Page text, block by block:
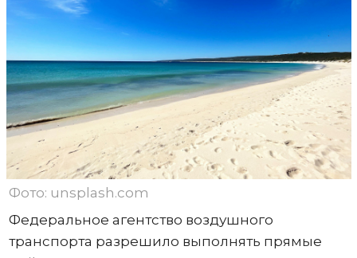
Фото: unsplash.com
Федеральное агентство воздушного
транспорта разрешило выполнять прямые